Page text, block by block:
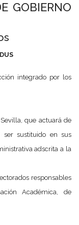
GOBIERNO
integrado por los
que actuará de
sustituido en sus
adscrita a la
responsables
Académica, de